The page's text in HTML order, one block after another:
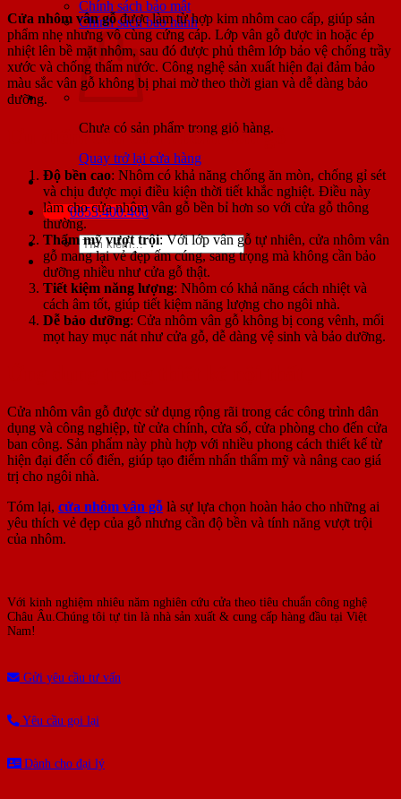
Chính sách bảo mật
Chính sách bảo hành
Chưa có sản phẩm trong giỏ hàng.
Quay trở lại cửa hàng
0853.400.400
Tìm
kiếm:
Cửa nhôm vân gỗđược làm từ hợp kim nhôm cao cấp, giúp sản
phẩm nhẹ nhưng vô cùng cứng cáp. Lớp vân gỗ được in hoặc ép
nhiệt lên bề mặt nhôm, sau đó được phủ thêm lớp bảo vệ chống trầy
xước và chống thấm nước. Công nghệ sản xuất hiện đại đảm bảo
màu sắc vân gỗ không bị phai mờ theo thời gian và dễ dàng bảo
dưỡng.
Ưu điểm của cửa nhôm vân gỗ
Độ bền cao: Nhôm có khả năng chống ăn mòn, chống gỉ sét
và chịu được mọi điều kiện thời tiết khắc nghiệt. Điều này
làm cho cửa nhôm vân gỗ bền bỉ hơn so với cửa gỗ thông
thường.
Thẩm mỹ vượt trội: Với lớp vân gỗ tự nhiên, cửa nhôm vân
gỗ mang lại vẻ đẹp ấm cúng, sang trọng mà không cần bảo
dưỡng nhiều như cửa gỗ thật.
Tiết kiệm năng lượng: Nhôm có khả năng cách nhiệt và
cách âm tốt, giúp tiết kiệm năng lượng cho ngôi nhà.
Dễ bảo dưỡng: Cửa nhôm vân gỗ không bị cong vênh, mối
mọt hay mục nát như cửa gỗ, dễ dàng vệ sinh và bảo dưỡng.
Cửa nhôm vân gỗ được sử dụng rộng rãi trong các công trình dân
dụng và công nghiệp, từ cửa chính, cửa sổ, cửa phòng cho đến cửa
ban công. Sản phẩm này phù hợp với nhiều phong cách thiết kế từ
hiện đại đến cổ điển, giúp tạo điểm nhấn thẩm mỹ và nâng cao giá
trị cho ngôi nhà.
Tóm lại, cửa nhôm vân gỗ là sự lựa chọn hoàn hảo cho những ai
yêu thích vẻ đẹp của gỗ nhưng cần độ bền và tính năng vượt trội
của nhôm.
Với kinh nghiệm nhiêu năm nghiên cứu cửa theo tiêu chuẩn công nghệ
Châu Âu.Chúng tôi tự tin là nhà sản xuất & cung cấp hàng đầu tại Việt
Nam!
Gửi yêu cầu tư vấn
Yêu cầu gọi lại
Dành cho đại lý